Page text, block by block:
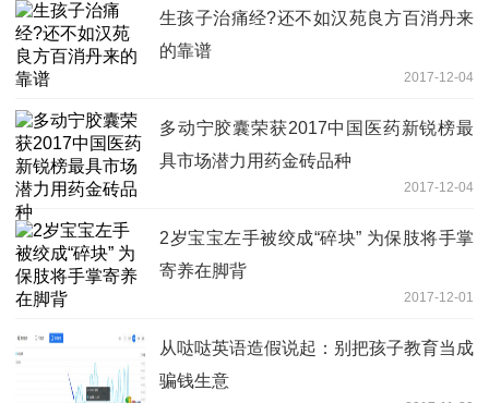
生孩子治痛经?还不如汉苑良方百消丹来
的靠谱
2017-12-04
多动宁胶囊荣获2017中国医药新锐榜最
具市场潜力用药金砖品种
2017-12-04
2岁宝宝左手被绞成“碎块” 为保肢将手掌
寄养在脚背
2017-12-01
从哒哒英语造假说起：别把孩子教育当成
骗钱生意